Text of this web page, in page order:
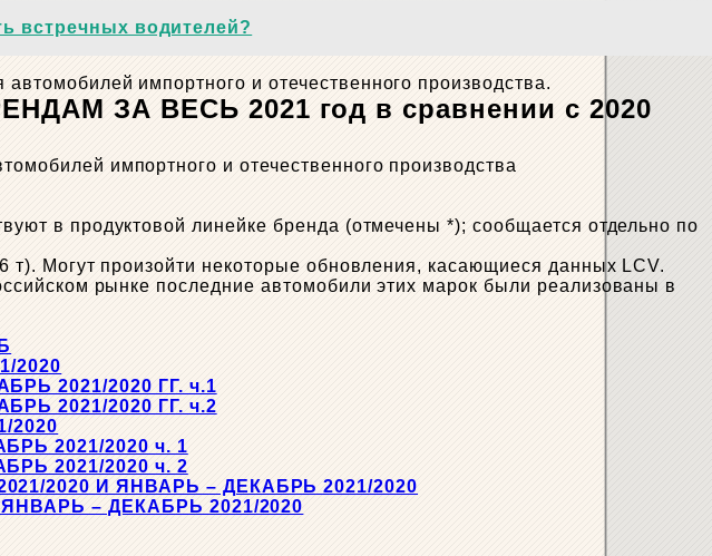
встречных водителей?
импортного и отечественного производства.
ЗА ВЕСЬ 2021 год в сравнении с 2020
импортного и отечественного производства
в продуктовой линейке бренда (отмечены *); сообщается отдельно по
Могут произойти некоторые обновления, касающиеся данных LCV.
рынке последние автомобили этих марок были реализованы в
2020
2021/2020 ГГ. ч.1
2021/2020 ГГ. ч.2
2021/2020 ч. 1
2021/2020 ч. 2
2020 И ЯНВАРЬ – ДЕКАБРЬ 2021/2020
– ДЕКАБРЬ 2021/2020